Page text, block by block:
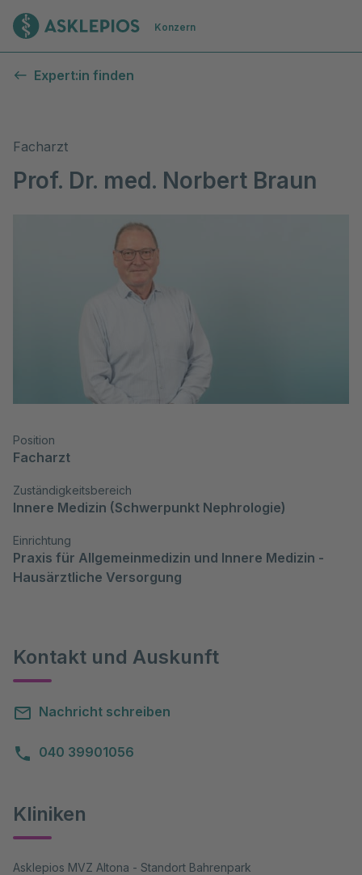
Zur Startseite
Konzern
Expert:in finden
Facharzt
Prof. Dr. med. Norbert Braun
Position
Facharzt
Zuständigkeitsbereich
Innere Medizin (Schwerpunkt Nephrologie)
Einrichtung
Praxis für Allgemeinmedizin und Innere Medizin -
Hausärztliche Versorgung
Kontakt und Auskunft
Nachricht schreiben
040 39901056
Kliniken
Asklepios MVZ Altona - Standort Bahrenpark